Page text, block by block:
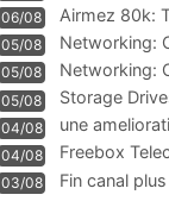
06/08
Airmez 80k:
Technologie
05/08 Networking:
05/08
Networking:
Information
05/08
Storage
Management
04/08
une
WIFI
04/08
Freebox
Communi
03/08 Fin canal